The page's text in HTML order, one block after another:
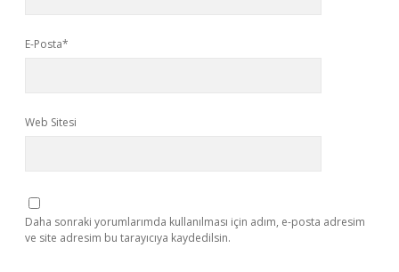
E-Posta*
Web Sitesi
Daha sonraki yorumlarımda kullanılması için adım, e-posta adresim
ve site adresim bu tarayıcıya kaydedilsin.